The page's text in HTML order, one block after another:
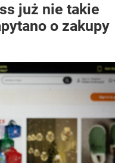
już nie takie
o zakupy